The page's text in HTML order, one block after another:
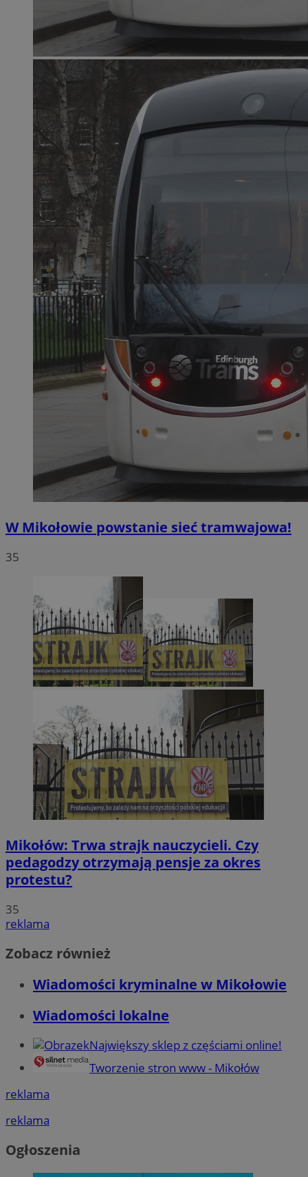
W Mikołowie powstanie sieć tramwajowa!
35
Mikołów: Trwa strajk nauczycieli. Czy
pedagodzy otrzymają pensje za okres
protestu?
35
reklama
Zobacz również
Wiadomości kryminalne w Mikołowie
Wiadomości lokalne
Największy sklep z częściami online!
Tworzenie stron www - Mikołów
reklama
reklama
Ogłoszenia